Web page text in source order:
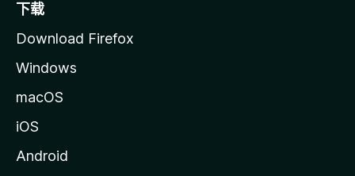
下载
Download Firefox
Windows
macOS
iOS
Android